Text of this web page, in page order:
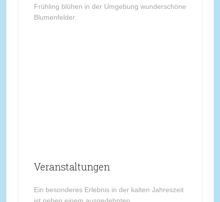
Frühling blühen in der Umgebung wunderschöne
Blumenfelder.
Veranstaltungen
Ein besonderes Erlebnis in der kalten Jahreszeit
ist neben einem ausgedehnten